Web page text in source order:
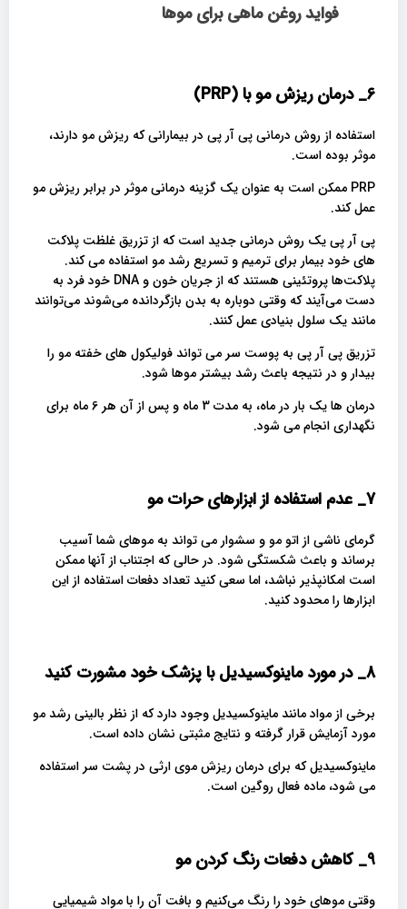
فواید روغن ماهی برای موها
6_ درمان ریزش مو با(PRP)
استفاده از روش درمانی پی آر پی در بیمارانی که ریزش مو دارند،
موثر بوده است.
PRP ممکن است به عنوان یک گزینه درمانی موثر در برابر ریزش مو
عمل کند.
پی آر پی یک روش درمانی جدید است که از تزریق غلظت پلاکت
های خود بیمار برای ترمیم و تسریع رشد مو استفاده می کند.
پلاکت‌ها پروتئینی هستند که از جریان خون و DNA خود فرد به
دست می‌آیند که وقتی دوباره به بدن بازگردانده می‌شوند می‌توانند
مانند یک سلول بنیادی عمل کنند.
تزریق پی آر پی به پوست سر می تواند فولیکول های خفته مو را
بیدار و در نتیجه باعث رشد بیشتر موها شود.
درمان ها یک بار در ماه، به مدت 3 ماه و پس از آن هر 6 ماه برای
نگهداری انجام می شود.
7_ عدم استفاده از ابزارهای حرات مو
گرمای ناشی از اتو مو و سشوار می تواند به موهای شما آسیب
برساند و باعث شکستگی شود. در حالی که اجتناب از آنها ممکن
است امکانپذیر نباشد، اما سعی کنید تعداد دفعات استفاده از این
ابزارها را محدود کنید.
8_ در مورد ماینوکسیدیل با پزشک خود مشورت کنید
برخی از مواد مانند ماینوکسیدیل وجود دارد که از نظر بالینی رشد مو
مورد آزمایش قرار گرفته و نتایج مثبتی نشان داده است.
ماینوکسیدیل که برای درمان ریزش موی ارثی در پشت سر استفاده
می شود، ماده فعال روگین است.
9_ کاهش دفعات رنگ کردن مو
وقتی موهای خود را رنگ می‌کنیم و بافت آن را با مواد شیمیایی